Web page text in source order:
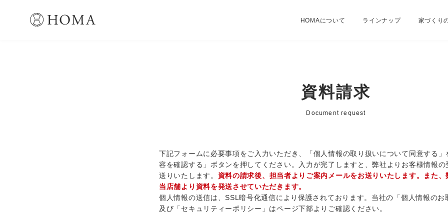
HOMAについて ラインナップ 家づくり
資料請求
Document request
下記フォームに必要事項をご入力いただき、「個人情報の取り扱いについて同意する
容を確認する」ボタンを押してください。入力が完了しますと、弊社よりお客様情報
送りいたします。 資料の請求後、担当者よりご案内メールをお送りいたします。また
当店舗より資料を発送させていただきます。
個人情報の送信は、SSL暗号化通信により保護されております。当社の「個人情報のお
及び「セキュリティーポリシー」はページ下部よりご確認ください。